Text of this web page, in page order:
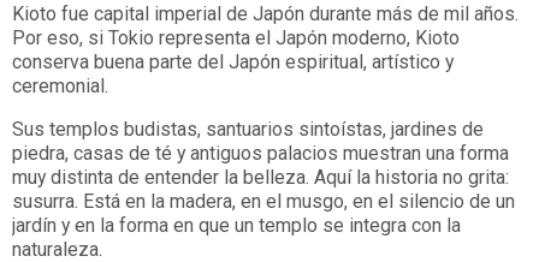
Kioto fue capital imperial de Japón durante más de mil años.
Por eso, si Tokio representa el Japón moderno, Kioto
conserva buena parte del Japón espiritual, artístico y
ceremonial.
Sus templos budistas, santuarios sintoístas, jardines de
piedra, casas de té y antiguos palacios muestran una forma
muy distinta de entender la belleza. Aquí la historia no grita:
susurra. Está en la madera, en el musgo, en el silencio de un
jardín y en la forma en que un templo se integra con la
naturaleza.